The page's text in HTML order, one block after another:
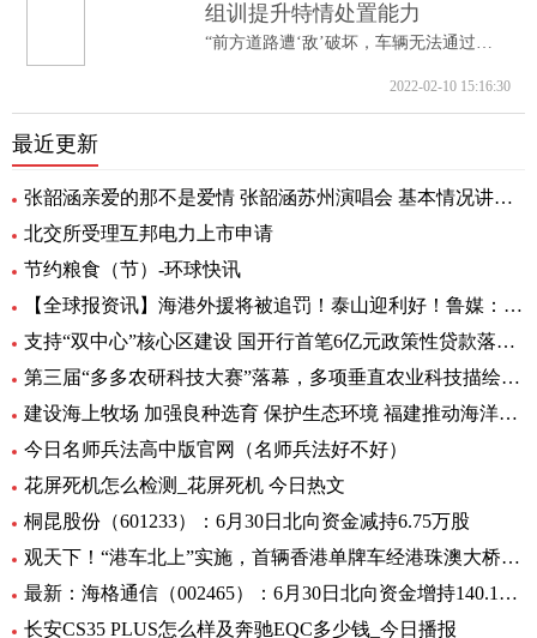
组训提升特情处置能力
“前方道路遭‘敌’破坏，车辆无法通过。...
2022-02-10 15:16:30
最近更新
张韶涵亲爱的那不是爱情 张韶涵苏州演唱会 基本情况讲解_天天通讯
北交所受理互邦电力上市申请
节约粮食（节）-环球快讯
【全球报资讯】海港外援将被追罚！泰山迎利好！鲁媒：足协不罚他，规则也不允许
支持“双中心”核心区建设 国开行首笔6亿元政策性贷款落地-天天亮点
第三届“多多农研科技大赛”落幕，多项垂直农业科技描绘未来农业图景
建设海上牧场 加强良种选育 保护生态环境 福建推动海洋渔业高质量发展（高质量发展调研行）
今日名师兵法高中版官网（名师兵法好不好）
花屏死机怎么检测_花屏死机 今日热文
桐昆股份（601233）：6月30日北向资金减持6.75万股
观天下！“港车北上”实施，首辆香港单牌车经港珠澳大桥入粤
最新：海格通信（002465）：6月30日北向资金增持140.12万股
长安CS35 PLUS怎么样及奔驰EQC多少钱_今日播报